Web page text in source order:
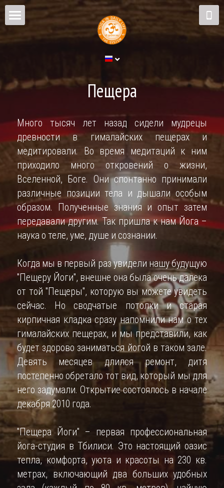
Пещера
Инструкторы
Контакты
Блог
Арабские танцы
RU
ENG
Пещера
Много тысяч лет назад сидели мудрецы
древности в гималайских пещерах и
медитировали. Во время медитаций к ним
приходило много откровений о жизни,
Вселенной, Боге. Они спонтанно принимали
различные позиции тела и дышали особым
образом. Полученные знания и опыт затем
передавали другим. Так пришла к нам Йога –
наука о теле, уме, душе и сознании.
Когда мы в первый раз увидели нашу будущую
"Пещеру Йоги", внешне она была очень далека
от той "Пещеры", которую вы можете увидеть
сейчас. Но сводчатые потолки и старая
кирпичная кладка сразу напомнили нам о тех
гималайских пещерах, и мы представили, как
будет здорово заниматься йогой в таком зале.
Девять месяцев длился ремонт, дитя
постепенно обретало тот вид, который мы для
него задумали. Открытие состоялось в начале
декабря 2010 года.
"Пещера Йоги" – первая профессиональная
йога-студия в Тбилиси. Это настоящий оазис
тепла, комфорта, уюта и красоты на 230 кв.
метрах, включающий два больших удобных